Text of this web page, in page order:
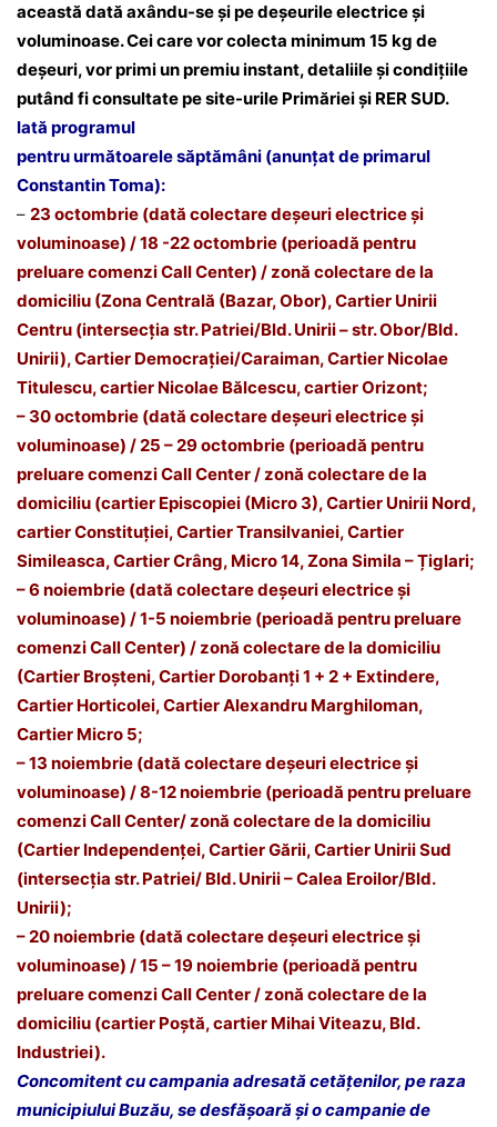
această dată axându-se și pe deșeurile electrice și
voluminoase. Cei care vor colecta minimum 15 kg de
deșeuri, vor primi un premiu instant, detaliile și condițiile
putând fi consultate pe site-urile Primăriei și RER SUD.
Iată programul
pentru următoarele săptămâni (anunțat de primarul
Constantin Toma):
– 23 octombrie (dată colectare deșeuri electrice și
voluminoase) / 18 -22 octombrie (perioadă pentru
preluare comenzi Call Center) / zonă colectare de la
domiciliu (Zona Centrală (Bazar, Obor), Cartier Unirii
Centru (intersecția str. Patriei/Bld. Unirii – str. Obor/Bld.
Unirii), Cartier Democrației/Caraiman, Cartier Nicolae
Titulescu, cartier Nicolae Bălcescu, cartier Orizont;
– 30 octombrie (dată colectare deșeuri electrice și
voluminoase) / 25 – 29 octombrie (perioadă pentru
preluare comenzi Call Center / zonă colectare de la
domiciliu (cartier Episcopiei (Micro 3), Cartier Unirii Nord,
cartier Constituției, Cartier Transilvaniei, Cartier
Simileasca, Cartier Crâng, Micro 14, Zona Simila – Țiglari;
– 6 noiembrie (dată colectare deșeuri electrice și
voluminoase) / 1-5 noiembrie (perioadă pentru preluare
comenzi Call Center) / zonă colectare de la domiciliu
(Cartier Broșteni, Cartier Dorobanți 1 + 2 + Extindere,
Cartier Horticolei, Cartier Alexandru Marghiloman,
Cartier Micro 5;
– 13 noiembrie (dată colectare deșeuri electrice și
voluminoase) / 8-12 noiembrie (perioadă pentru preluare
comenzi Call Center/ zonă colectare de la domiciliu
(Cartier Independenței, Cartier Gării, Cartier Unirii Sud
(intersecția str. Patriei/ Bld. Unirii – Calea Eroilor/Bld.
Unirii);
– 20 noiembrie (dată colectare deșeuri electrice și
voluminoase) / 15 – 19 noiembrie (perioadă pentru
preluare comenzi Call Center / zonă colectare de la
domiciliu (cartier Poștă, cartier Mihai Viteazu, Bld.
Industriei).
Concomitent cu campania adresată cetățenilor, pe raza
municipiului Buzău, se desfășoară și o campanie de